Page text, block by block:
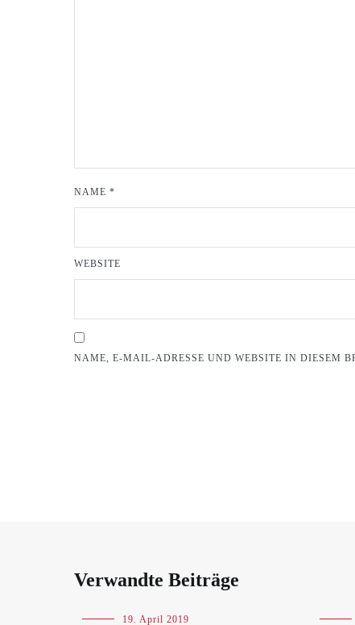
NAME *
WEBSITE
NAME, E-MAIL-ADRESSE UND WEBSITE IN DIESEM
Verwandte Beiträge
Blog ,
19. April 2019 Blog ,